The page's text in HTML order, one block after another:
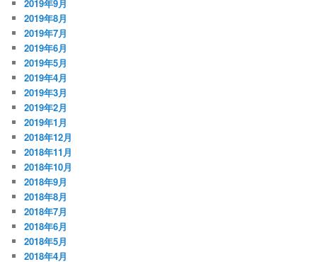
2019年9月
2019年8月
2019年7月
2019年6月
2019年5月
2019年4月
2019年3月
2019年2月
2019年1月
2018年12月
2018年11月
2018年10月
2018年9月
2018年8月
2018年7月
2018年6月
2018年5月
2018年4月